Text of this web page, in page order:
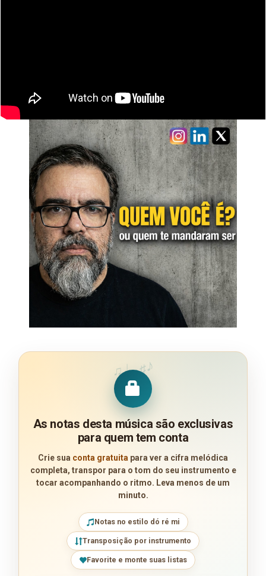
♫♩♯♪
As notas desta música são exclusivas
para quem tem conta
Crie sua conta gratuita para ver a cifra melódica
completa, transpor para o tom do seu instrumento e
tocar acompanhando o ritmo. Leva menos de um
minuto.
Notas no estilo dó ré mi
Transposição por instrumento
Favorite e monte suas listas